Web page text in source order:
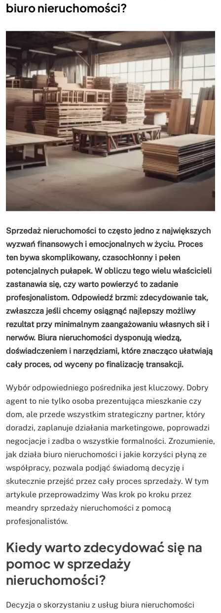
biuro nieruchomości?
Sprzedaż nieruchomości to często jedno z największych
wyzwań finansowych i emocjonalnych w życiu. Proces
ten bywa skomplikowany, czasochłonny i pełen
potencjalnych pułapek. W obliczu tego wielu właścicieli
zastanawia się, czy warto powierzyć to zadanie
profesjonalistom. Odpowiedź brzmi: zdecydowanie tak,
zwłaszcza jeśli chcemy osiągnąć najlepszy możliwy
rezultat przy minimalnym zaangażowaniu własnych sił i
nerwów. Biura nieruchomości dysponują wiedzą,
doświadczeniem i narzędziami, które znacząco ułatwiają
cały proces, od wyceny po finalizację transakcji.
Wybór odpowiedniego pośrednika jest kluczowy. Dobry
agent to nie tylko osoba prezentująca mieszkanie czy
dom, ale przede wszystkim strategiczny partner, który
doradzi, zaplanuje działania marketingowe, poprowadzi
negocjacje i zadba o wszystkie formalności. Zrozumienie,
jak działa biuro nieruchomości i jakie korzyści płyną ze
współpracy, pozwala podjąć świadomą decyzję i
skutecznie przejść przez cały proces sprzedaży. W tym
artykule przeprowadzimy Was krok po kroku przez
meandry sprzedaży nieruchomości z pomocą
profesjonalistów.
Kiedy warto zdecydować się na
pomoc w sprzedaży
nieruchomości?
Decyzja o skorzystaniu z usług biura nieruchomości